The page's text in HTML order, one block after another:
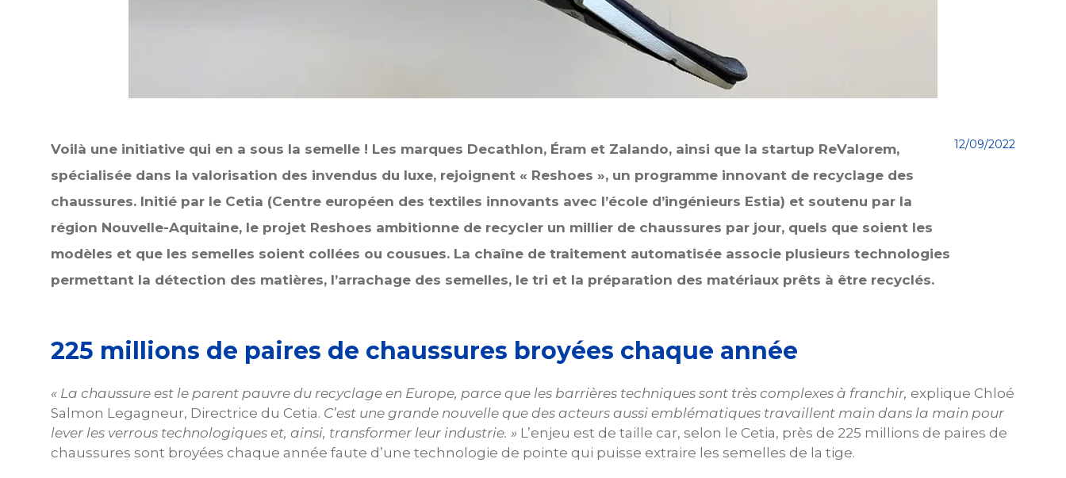
Voilà une initiative qui en a sous la semelle ! Les marques Decathlon, Éram et Zalando, ainsi que la startup ReValorem,
spécialisée dans la valorisation des invendus du luxe, rejoignent « Reshoes », un programme innovant de recyclage des
chaussures. Initié par le Cetia (Centre européen des textiles innovants avec l’école d’ingénieurs Estia) et soutenu par la
région Nouvelle-Aquitaine, le projet Reshoes ambitionne de recycler un millier de chaussures par jour, quels que soient les
modèles et que les semelles soient collées ou cousues. La chaîne de traitement automatisée associe plusieurs technologies
permettant la détection des matières, l’arrachage des semelles, le tri et la préparation des matériaux prêts à être recyclés.
12/09/2022
225 millions de paires de chaussures broyées chaque année
« La chaussure est le parent pauvre du recyclage en Europe, parce que les barrières techniques sont très complexes à franchir, explique Chloé
Salmon Legagneur, Directrice du Cetia. C’est une grande nouvelle que des acteurs aussi emblématiques travaillent main dans la main pour
lever les verrous technologiques et, ainsi, transformer leur industrie. » L’enjeu est de taille car, selon le Cetia, près de 225 millions de paires de
chaussures sont broyées chaque année faute d’une technologie de pointe qui puisse extraire les semelles de la tige.